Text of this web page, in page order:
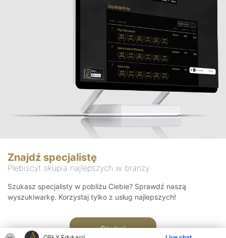
Znajdź specjalistę
Plebiscyt skupia najlepszych w branży
Szukasz specjalisty w pobliżu Ciebie? Sprawdź naszą
wyszukiwarkę. Korzystaj tylko z usług najlepszych!
Szukaj